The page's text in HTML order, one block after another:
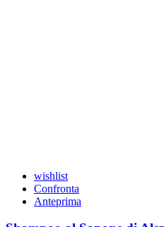
wishlist
Confronta
Anteprima